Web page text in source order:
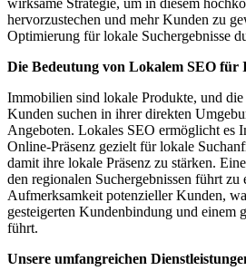
hervorzustechen und mehr Kunden zu
Optimierung für lokale Suchergebnisse
Die Bedeutung von Lokalem SEO für
Immobilien sind lokale Produkte, und die
Kunden suchen in ihrer direkten
Angeboten. Lokales SEO ermöglicht es
Online-Präsenz gezielt für lokale
damit ihre lokale Präsenz zu stärken.
den regionalen Suchergebnissen führt zu
Aufmerksamkeit potenzieller Kunden,
gesteigerten Kundenbindung und einem
führt.
Unsere umfangreichen